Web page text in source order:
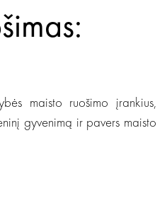
maisto ruošimo įrankius,
gyvenimą ir pavers maisto